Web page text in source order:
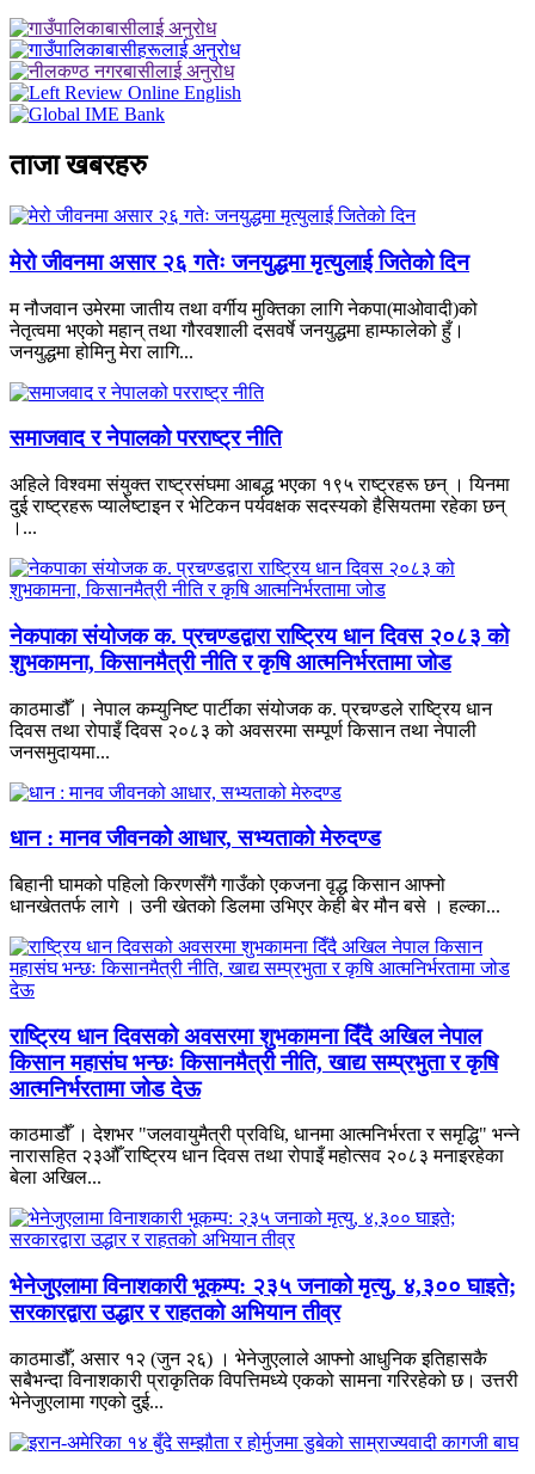
ताजा खबरहरु
मेरो जीवनमा असार २६ गतेः जनयुद्धमा मृत्युलाई जितेको दिन
म नौजवान उमेरमा जातीय तथा वर्गीय मुक्तिका लागि नेकपा(माओवादी)को
नेतृत्वमा भएको महान् तथा गौरवशाली दसवर्षे जनयुद्धमा हाम्फालेको हुँ।
जनयुद्धमा होमिनु मेरा लागि...
समाजवाद र नेपालको परराष्ट्र नीति
अहिले विश्वमा संयुक्त राष्ट्रसंघमा आबद्ध भएका १९५ राष्ट्रहरू छन् । यिनमा
दुई राष्ट्रहरू प्यालेष्टाइन र भेटिकन पर्यवक्षक सदस्यको हैसियतमा रहेका छन्
।...
नेकपाका संयोजक क. प्रचण्डद्वारा राष्ट्रिय धान दिवस २०८३ को
शुभकामना, किसानमैत्री नीति र कृषि आत्मनिर्भरतामा जोड
काठमाडौँ । नेपाल कम्युनिष्ट पार्टीका संयोजक क. प्रचण्डले राष्ट्रिय धान
दिवस तथा रोपाइँ दिवस २०८३ को अवसरमा सम्पूर्ण किसान तथा नेपाली
जनसमुदायमा...
धान : मानव जीवनको आधार, सभ्यताको मेरुदण्ड
बिहानी घामको पहिलो किरणसँगै गाउँको एकजना वृद्ध किसान आफ्नो
धानखेततर्फ लागे । उनी खेतको डिलमा उभिएर केही बेर मौन बसे । हल्का...
राष्ट्रिय धान दिवसको अवसरमा शुभकामना दिँदै अखिल नेपाल
किसान महासंघ भन्छः किसानमैत्री नीति, खाद्य सम्प्रभुता र कृषि
आत्मनिर्भरतामा जोड देऊ
काठमाडौँ । देशभर "जलवायुमैत्री प्रविधि, धानमा आत्मनिर्भरता र समृद्धि" भन्ने
नारासहित २३औँ राष्ट्रिय धान दिवस तथा रोपाइँ महोत्सव २०८३ मनाइरहेका
बेला अखिल...
भेनेजुएलामा विनाशकारी भूकम्प: २३५ जनाको मृत्यु, ४,३०० घाइते;
सरकारद्वारा उद्धार र राहतको अभियान तीव्र
काठमाडौँ, असार १२ (जुन २६) । भेनेजुएलाले आफ्नो आधुनिक इतिहासकै
सबैभन्दा विनाशकारी प्राकृतिक विपत्तिमध्ये एकको सामना गरिरहेको छ। उत्तरी
भेनेजुएलामा गएको दुई...